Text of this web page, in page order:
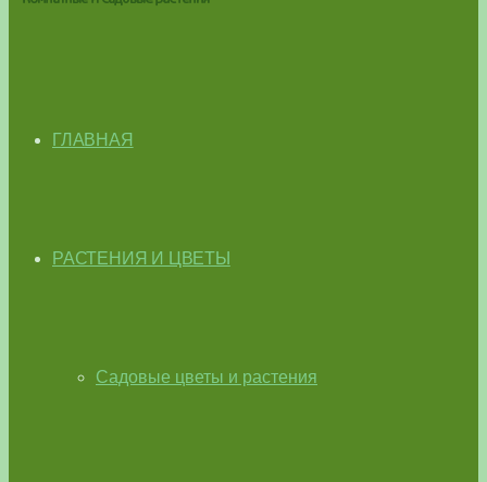
ГЛАВНАЯ
РАСТЕНИЯ И ЦВЕТЫ
Садовые цветы и растения